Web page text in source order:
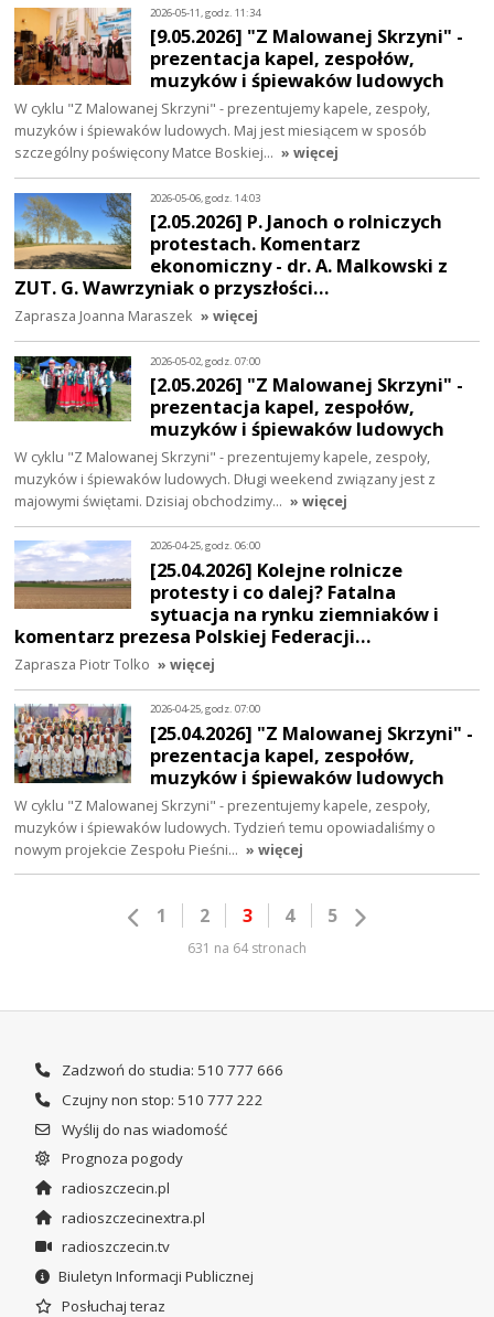
2026-05-11, godz. 11:34
[9.05.2026] "Z Malowanej Skrzyni" -
prezentacja kapel, zespołów,
muzyków i śpiewaków ludowych
W cyklu "Z Malowanej Skrzyni" - prezentujemy kapele, zespoły,
muzyków i śpiewaków ludowych. Maj jest miesiącem w sposób
szczególny poświęcony Matce Boskiej… » więcej
2026-05-06, godz. 14:03
[2.05.2026] P. Janoch o rolniczych
protestach. Komentarz
ekonomiczny - dr. A. Malkowski z
ZUT. G. Wawrzyniak o przyszłości…
Zaprasza Joanna Maraszek » więcej
2026-05-02, godz. 07:00
[2.05.2026] "Z Malowanej Skrzyni" -
prezentacja kapel, zespołów,
muzyków i śpiewaków ludowych
W cyklu "Z Malowanej Skrzyni" - prezentujemy kapele, zespoły,
muzyków i śpiewaków ludowych. Długi weekend związany jest z
majowymi świętami. Dzisiaj obchodzimy… » więcej
2026-04-25, godz. 06:00
[25.04.2026] Kolejne rolnicze
protesty i co dalej? Fatalna
sytuacja na rynku ziemniaków i
komentarz prezesa Polskiej Federacji…
Zaprasza Piotr Tolko » więcej
2026-04-25, godz. 07:00
[25.04.2026] "Z Malowanej Skrzyni" -
prezentacja kapel, zespołów,
muzyków i śpiewaków ludowych
W cyklu "Z Malowanej Skrzyni" - prezentujemy kapele, zespoły,
muzyków i śpiewaków ludowych. Tydzień temu opowiadaliśmy o
nowym projekcie Zespołu Pieśni… » więcej
1 2 3 4 5
631 na 64 stronach
Zadzwoń do studia: 510 777 666
Czujny non stop: 510 777 222
Wyślij do nas wiadomość
Prognoza pogody
radioszczecin.pl
radioszczecinextra.pl
radioszczecin.tv
Biuletyn Informacji Publicznej
Posłuchaj teraz